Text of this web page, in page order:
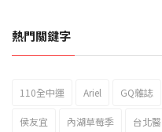
2023新北市北海岸國
熱門關鍵字
110全中運 Ariel GQ雜誌
侯友宜 內湖草莓季 台北